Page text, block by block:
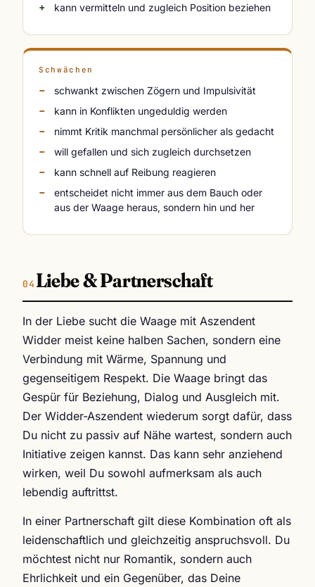
kann vermitteln und zugleich Position beziehen
Schwächen
schwankt zwischen Zögern und Impulsivität
kann in Konflikten ungeduldig werden
nimmt Kritik manchmal persönlicher als gedacht
will gefallen und sich zugleich durchsetzen
kann schnell auf Reibung reagieren
entscheidet nicht immer aus dem Bauch oder
aus der Waage heraus, sondern hin und her
Liebe & Partnerschaft
In der Liebe sucht die Waage mit Aszendent
Widder meist keine halben Sachen, sondern eine
Verbindung mit Wärme, Spannung und
gegenseitigem Respekt. Die Waage bringt das
Gespür für Beziehung, Dialog und Ausgleich mit.
Der Widder-Aszendent wiederum sorgt dafür, dass
Du nicht zu passiv auf Nähe wartest, sondern auch
Initiative zeigen kannst. Das kann sehr anziehend
wirken, weil Du sowohl aufmerksam als auch
lebendig auftrittst.
In einer Partnerschaft gilt diese Kombination oft als
leidenschaftlich und gleichzeitig anspruchsvoll. Du
möchtest nicht nur Romantik, sondern auch
Ehrlichkeit und ein Gegenüber, das Deine